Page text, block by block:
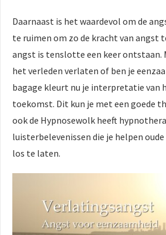
Daarnaast is het waardevol om de
te ruimen om zo de kracht van angst
angst is tenslotte een keer ontstaan.
het verleden verlaten of ben je
bagage kleurt nu je interpretatie van
toekomst. Dit kun je met een goede
ook de Hypnosewolk heeft
luisterbelevenissen die je helpen
los te laten.